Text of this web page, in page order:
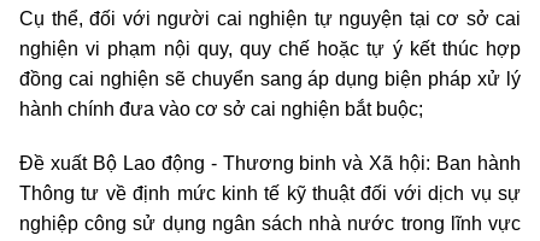
Cụ thể, đối với người cai nghiện tự nguyện tại cơ sở cai
nghiện vi phạm nội quy, quy chế hoặc tự ý kết thúc hợp
đồng cai nghiện sẽ chuyển sang áp dụng biện pháp xử lý
hành chính đưa vào cơ sở cai nghiện bắt buộc;
Đề xuất Bộ Lao động - Thương binh và Xã hội: Ban hành
Thông tư về định mức kinh tế kỹ thuật đối với dịch vụ sự
nghiệp công sử dụng ngân sách nhà nước trong lĩnh vực